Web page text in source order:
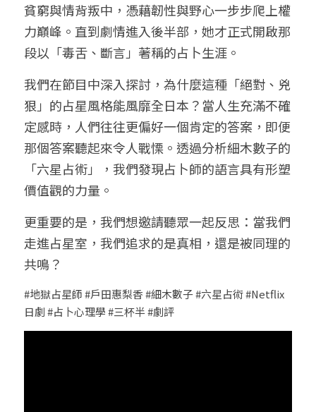
貧窮與情背叛中，憑藉韌性與野心一步步爬上權
力巔峰。直到劇情進入後半部，她才正式開啟那
段以「毒舌、斷言」著稱的占卜生涯。
我們在節目中深入探討，為什麼這種「絕對、兇
狠」的占星風格能風靡全日本？當人生充滿不確
定感時，人們往往更偏好一個肯定的答案，即便
那個答案聽起來令人戰慄。透過分析細木數子的
「六星占術」，我們發現占卜師的語言具有形塑
價值觀的力量。
更重要的是，我們想邀請聽眾一起反思：當我們
走進占星室，我們追求的是真相，還是被同理的
共鳴？
#地獄占星師 #戶田惠梨香 #細木數子 #六星占術 #Netflix
日劇 #占卜心理學 #三杯半 #劇評